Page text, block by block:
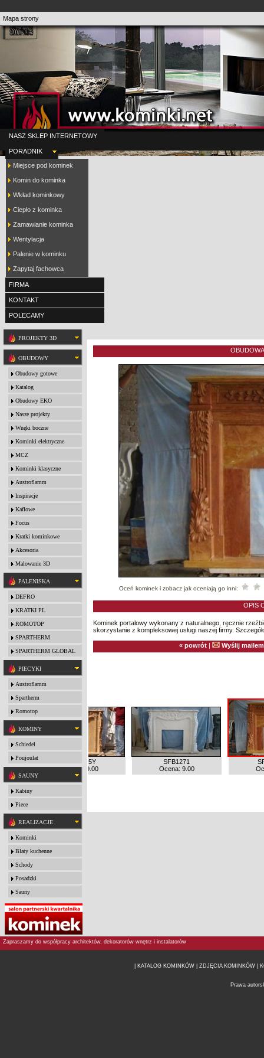
Mapa strony
NASZ SKLEP INTERNETOWY
PORADNIK
Miejsce pod kominek
Komin do kominka
Wkład kominkowy
Ciepło z kominka
Zamawianie kominka
Wentylacja
Palenie w kominku
Zapytaj fachowca
FIRMA
KONTAKT
POLECAMY
PROJEKTY 3D
OBUDOWY
Obudowy gotowe
Katalog
Obudowy EKO
Nasze projekty
Wnęki boczne
Kominki elektryczne
MCZ
Kominki klasyczne
Austroflamm
Inspiracje
Kaflowe
Focus
Kratki kominkowe
Akcesoria
Malowanie 3D
PALENISKA
DEFRO
KRATKI PL
ROMOTOP
SPARTHERM
SPARTHERM GLOBAL
PIECYKI
Austroflamm
Spartherm
Romotop
KOMINY
Schiedel
Poujoulat
SAUNY
Kabiny
Piece
REALIZACJE
Kominki
Blaty kuchenne
Schody
Posadzki
Sauny
Oceń kominek i zobacz jak oceniają go inni:
OPIS
Kominek portalowy wykonany z naturalnego, ręcznie
skorzystanie z kompleksowej usługi naszej firmy.
« powrót| Wyślij
SFB1275Y
Ocena: 9.00
SFB1271
Ocena: 9.00
Zapraszamy do współpracy architektów, dekoratorów wnętrz i instalatorów
| KATALOG KOMINKÓW | ZDJĘCIA KOMINKÓW |
Prawa